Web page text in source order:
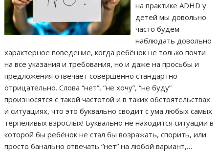
на практике ADHD у
детей мы довольно
часто будем
наблюдать довольно
характерное поведение, когда ребёнок не только почти
на все указания и требования, но и даже на просьбы и
предложения отвечает совершенно стандартно –
отрицательно. Слова “нет”, “не хочу”, “не буду”
произносятся с такой частотой и в таких обстоятельствах
и ситуациях, что это буквально сводит с ума любых самых
терпеливых взрослых! Буквально не находится ситуации в
которой бы ребёнок не стал бы возражать, спорить, или
просто банально отвечать “нет” на любой вариант,…